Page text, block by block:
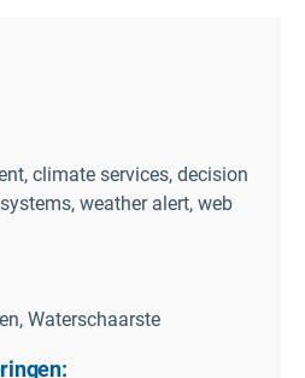
climate services, decision
weather alert, web
Waterschaarste